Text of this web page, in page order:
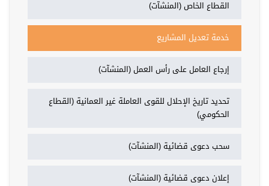
القطاع الخاص (المنشآت)
خدمة تعديل المشاريع
إرجاع العامل على رأس العمل (المنشآت)
تحديد تاريخ الإحلال للقوى العاملة غير العمانية (القطاع
الحكومي)
سحب دعوى قضائية (المنشآت)
إعلان دعوى قضائية (المنشآت)